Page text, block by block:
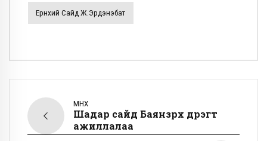
Ерөнхий Сайд Ж.Эрдэнэбат
ӨМНӨХ
Шадар сайд Баянзүрх дүүрэгт
ажиллалаа